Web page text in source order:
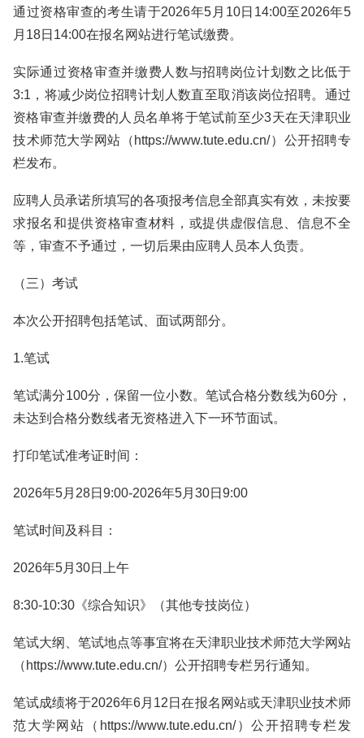
通过资格审查的考生请于2026年5月10日14:00至2026年5
月18日14:00在报名网站进行笔试缴费。
实际通过资格审查并缴费人数与招聘岗位计划数之比低于
3:1，将减少岗位招聘计划人数直至取消该岗位招聘。通过
资格审查并缴费的人员名单将于笔试前至少3天在天津职业
技术师范大学网站（https://www.tute.edu.cn/）公开招聘专
栏发布。
应聘人员承诺所填写的各项报考信息全部真实有效，未按要
求报名和提供资格审查材料，或提供虚假信息、信息不全
等，审查不予通过，一切后果由应聘人员本人负责。
（三）考试
本次公开招聘包括笔试、面试两部分。
1.笔试
笔试满分100分，保留一位小数。笔试合格分数线为60分，
未达到合格分数线者无资格进入下一环节面试。
打印笔试准考证时间：
2026年5月28日9:00-2026年5月30日9:00
笔试时间及科目：
2026年5月30日上午
8:30-10:30《综合知识》（其他专技岗位）
笔试大纲、笔试地点等事宜将在天津职业技术师范大学网站
（https://www.tute.edu.cn/）公开招聘专栏另行通知。
笔试成绩将于2026年6月12日在报名网站或天津职业技术师
范大学网站（https://www.tute.edu.cn/）公开招聘专栏发